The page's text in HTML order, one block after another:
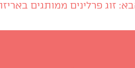
: זוג פרלינים ממותגים